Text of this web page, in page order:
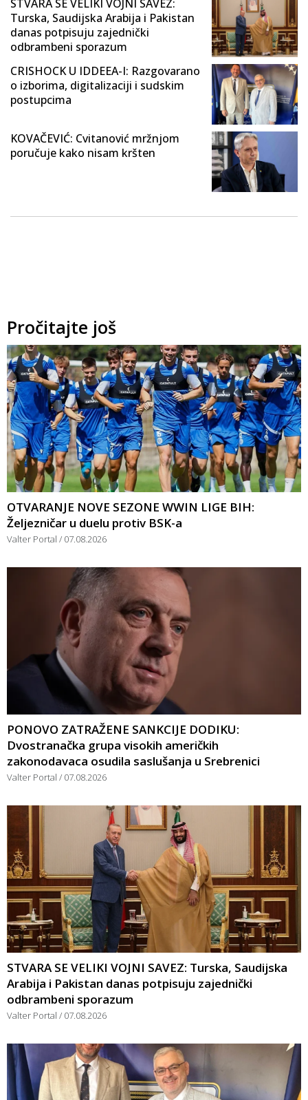
STVARA SE VELIKI VOJNI SAVEZ:
Turska, Saudijska Arabija i Pakistan
danas potpisuju zajednički
odbrambeni sporazum
CRISHOCK U IDDEEA-I: Razgovarano
o izborima, digitalizaciji i sudskim
postupcima
KOVAČEVIĆ: Cvitanović mržnjom
poručuje kako nisam kršten
Pročitajte još
OTVARANJE NOVE SEZONE WWIN LIGE BIH:
Željezničar u duelu protiv BSK-a
Valter Portal 07.08.2026
PONOVO ZATRAŽENE SANKCIJE DODIKU:
Dvostranačka grupa visokih američkih
zakonodavaca osudila saslušanja u Srebrenici
Valter Portal 07.08.2026
STVARA SE VELIKI VOJNI SAVEZ: Turska, Saudijska
Arabija i Pakistan danas potpisuju zajednički
odbrambeni sporazum
Valter Portal 07.08.2026